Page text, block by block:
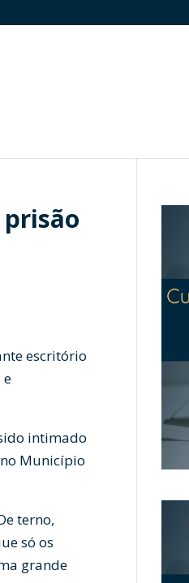
escritório
e
intimado
Município
terno,
só os
grande